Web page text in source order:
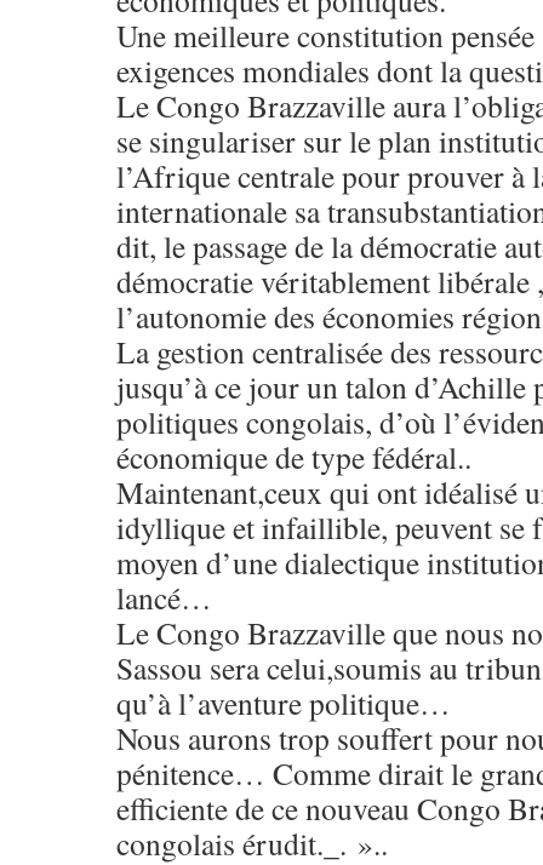
Une meilleure constitution pensée
exigences mondiales dont la
Le Congo Brazzaville aura
se singulariser sur le plan
l’Afrique centrale pour prouver à
internationale sa
dit, le passage de la démocratie
démocratie véritablement libérale
l’autonomie des économies
La gestion centralisée des
jusqu’à ce jour un talon d’Achille
politiques congolais, d’où
économique de type fédéral..
Maintenant,ceux qui ont idéalisé
idyllique et infaillible, peuvent se
moyen d’une dialectique
lancé…
Le Congo Brazzaville que nous
Sassou sera celui,soumis au
qu’à l’aventure politique…
Nous aurons trop souffert pour
pénitence… Comme dirait le
efficiente de ce nouveau Congo
congolais érudit._. »..